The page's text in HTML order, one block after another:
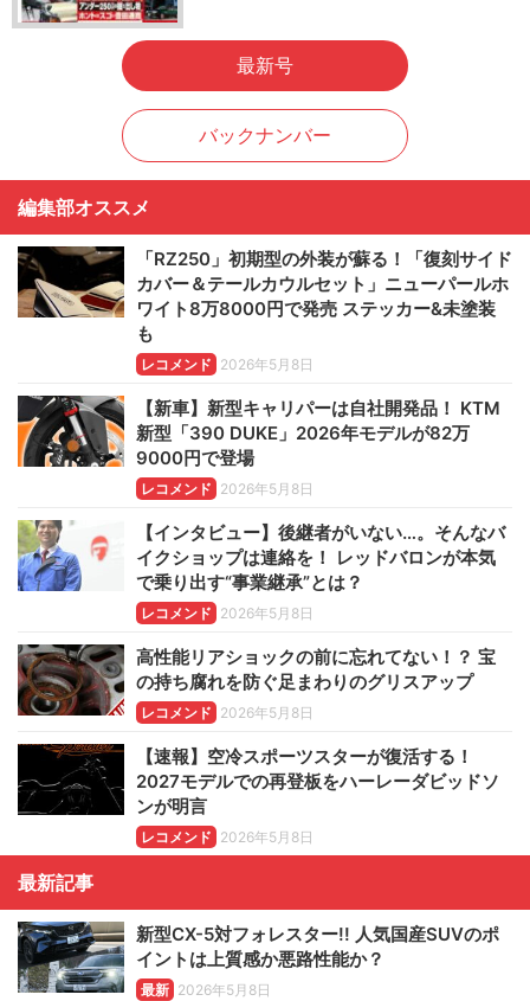
最新号
バックナンバー
編集部オススメ
「RZ250」初期型の外装が蘇る！「復刻サイド
カバー＆テールカウルセット」ニューパールホ
ワイト8万8000円で発売 ステッカー&未塗装
も
レコメンド 2026年5月8日
【新車】新型キャリパーは自社開発品！ KTM
新型「390 DUKE」2026年モデルが82万
9000円で登場
レコメンド 2026年5月8日
【インタビュー】後継者がいない…。そんなバ
イクショップは連絡を！ レッドバロンが本気
で乗り出す“事業継承”とは？
レコメンド 2026年5月8日
高性能リアショックの前に忘れてない！？ 宝
の持ち腐れを防ぐ足まわりのグリスアップ
レコメンド 2026年5月8日
【速報】空冷スポーツスターが復活する！
2027モデルでの再登板をハーレーダビッドソ
ンが明言
レコメンド 2026年5月8日
最新記事
新型CX-5対フォレスター!! 人気国産SUVのポ
イントは上質感か悪路性能か？
最新 2026年5月8日